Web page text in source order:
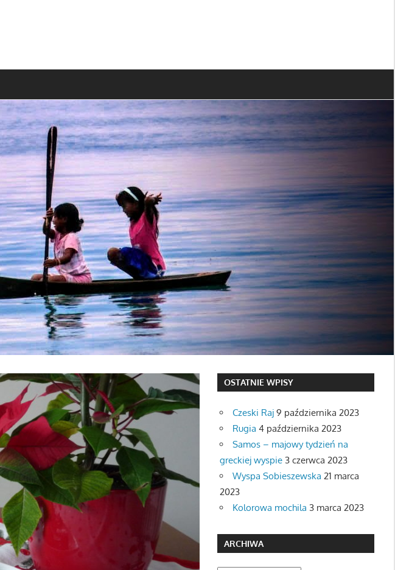
OSTATNIE WPISY
Czeski Raj 9 października 2023
Rugia 4 października 2023
Samos – majowy tydzień na
greckiej wyspie 3 czerwca 2023
Wyspa Sobieszewska 21 marca
2023
Kolorowa mochila 3 marca 2023
ARCHIWA